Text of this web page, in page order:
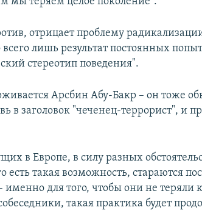
отрицает проблему
лишь результат постоянных
стереотип поведения".
Арсбин Абу-Бакр – он тоже
в заголовок "чеченец-террорист", и
в Европе, в силу разных
есть такая возможность, стараются
именно для того, чтобы они не теряли
такая практика будет